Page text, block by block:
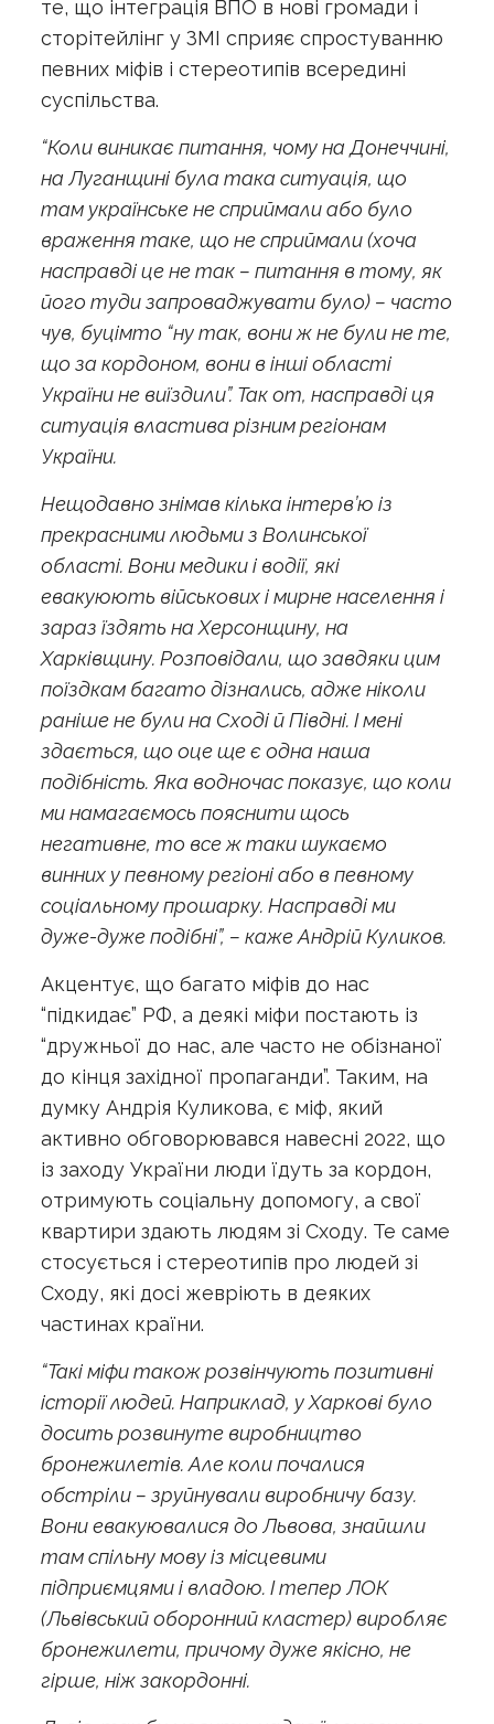
те, що інтеграція ВПО в нові громади і
сторітейлінг у ЗМІ сприяє спростуванню
певних міфів і стереотипів всередині
суспільства.
“Коли виникає питання, чому на Донеччині,
на Луганщині була така ситуація, що
там українське не сприймали або було
враження таке, що не сприймали (хоча
насправді це не так – питання в тому, як
його туди запроваджувати було) – часто
чув, буцімто “ну так, вони ж не були не те,
що за кордоном, вони в інші області
України не виїздили”. Так от, насправді ця
ситуація властива різним регіонам
України.
Нещодавно знімав кілька інтерв’ю із
прекрасними людьми з Волинської
області. Вони медики і водії, які
евакуюють військових і мирне населення і
зараз їздять на Херсонщину, на
Харківщину. Розповідали, що завдяки цим
поїздкам багато дізнались, адже ніколи
раніше не були на Сході й Півдні. І мені
здається, що оце ще є одна наша
подібність. Яка водночас показує, що коли
ми намагаємось пояснити щось
негативне, то все ж таки шукаємо
винних у певному регіоні або в певному
соціальному прошарку. Насправді ми
дуже-дуже подібні”, – каже Андрій Куликов.
Акцентує, що багато міфів до нас
“підкидає” РФ, а деякі міфи постають із
“дружньої до нас, але часто не обізнаної
до кінця західної пропаганди”. Таким, на
думку Андрія Куликова, є міф, який
активно обговорювався навесні 2022, що
із заходу України люди їдуть за кордон,
отримують соціальну допомогу, а свої
квартири здають людям зі Сходу. Те саме
стосується і стереотипів про людей зі
Сходу, які досі жевріють в деяких
частинах країни.
“Такі міфи також розвінчують позитивні
історії людей. Наприклад, у Харкові було
досить розвинуте виробництво
бронежилетів. Але коли почалися
обстріли – зруйнували виробничу базу.
Вони евакуювалися до Львова, знайшли
там спільну мову із місцевими
підприємцями і владою. І тепер ЛОК
(Львівський оборонний кластер) виробляє
бронежилети, причому дуже якісно, не
гірше, ніж закордонні.